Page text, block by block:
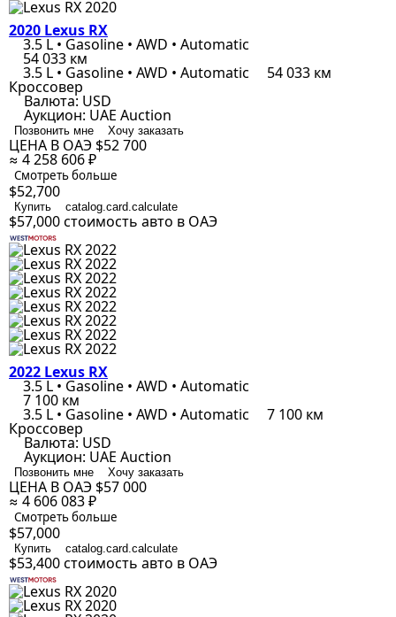
2020 Lexus RX
3.5 L • Gasoline • AWD • Automatic
54 033 км
3.5 L • Gasoline • AWD • Automatic 54 033 км
Кроссовер
Валюта: USD
Аукцион: UAE Auction
Позвонить мне Хочу заказать
ЦЕНА В ОАЭ $52 700
≈ 4 258 606 ₽
Смотреть больше
$52,700
Купить catalog.card.calculate
$57,000стоимость авто в ОАЭ
2022 Lexus RX
3.5 L • Gasoline • AWD • Automatic
7 100 км
3.5 L • Gasoline • AWD • Automatic 7 100 км
Кроссовер
Валюта: USD
Аукцион: UAE Auction
Позвонить мне Хочу заказать
ЦЕНА В ОАЭ $57 000
≈ 4 606 083 ₽
Смотреть больше
$57,000
Купить catalog.card.calculate
$53,400стоимость авто в ОАЭ